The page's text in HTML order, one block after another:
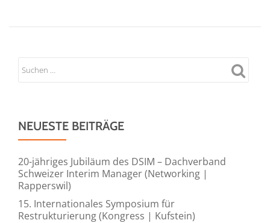
|
NEUESTE BEITRÄGE
20-jähriges Jubiläum des DSIM – Dachverband
Schweizer Interim Manager (Networking |
Rapperswil)
15. Internationales Symposium für
Restrukturierung (Kongress | Kufstein)